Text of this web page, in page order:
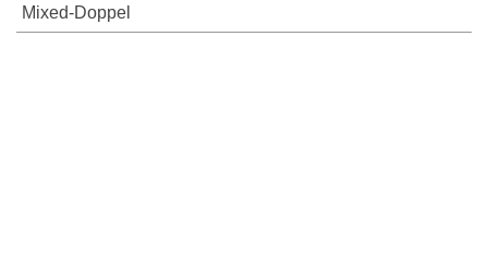
Mixed-Doppel